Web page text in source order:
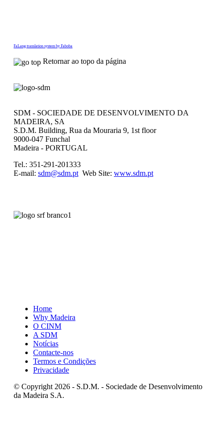
FaLang translation system by Faboba
Retornar ao topo da página
SDM - SOCIEDADE DE DESENVOLVIMENTO DA
MADEIRA, SA
S.D.M. Building, Rua da Mouraria 9, 1st floor
9000-047 Funchal
Madeira - PORTUGAL
Tel.: 351-291-201333
E-mail: sdm@sdm.pt Web Site: www.sdm.pt
Home
Why Madeira
O CINM
A SDM
Notícias
Contacte-nos
Termos e Condições
Privacidade
© Copyright 2026 - S.D.M. - Sociedade de Desenvolvimento
da Madeira S.A.